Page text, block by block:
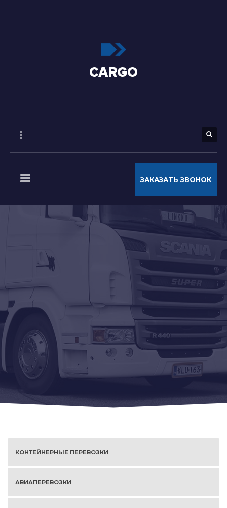
ЗАКАЗАТЬ ЗВОНОК
КОНТЕЙНЕРНЫЕ ПЕРЕВОЗКИ
АВИАПЕРЕВОЗКИ